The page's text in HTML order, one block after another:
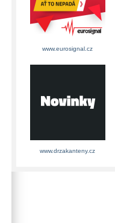
www.eurosignal.cz
www.drzakanteny.cz